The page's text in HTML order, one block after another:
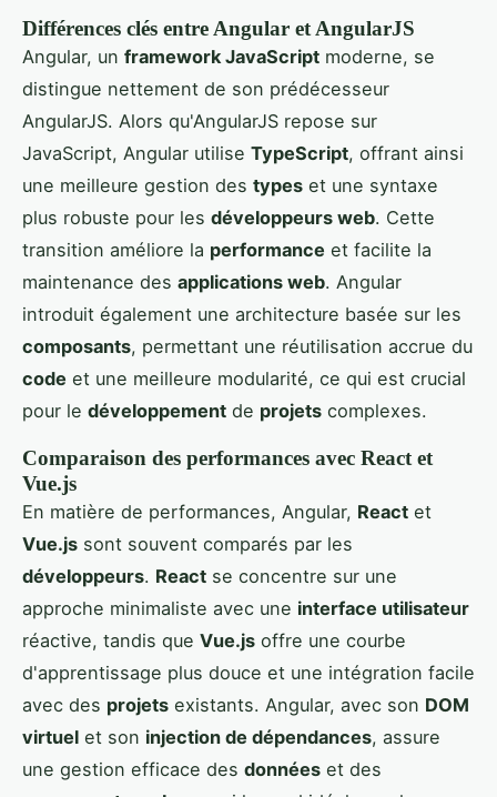
Différences clés entre Angular et AngularJS
Angular, un framework JavaScript moderne, se
distingue nettement de son prédécesseur
AngularJS. Alors qu'AngularJS repose sur
JavaScript, Angular utilise TypeScript, offrant ainsi
une meilleure gestion des types et une syntaxe
plus robuste pour les développeurs web. Cette
transition améliore la performance et facilite la
maintenance des applications web. Angular
introduit également une architecture basée sur les
composants, permettant une réutilisation accrue du
code et une meilleure modularité, ce qui est crucial
pour le développement de projets complexes.
Comparaison des performances avec React et
Vue.js
En matière de performances, Angular, React et
Vue.js sont souvent comparés par les
développeurs. React se concentre sur une
approche minimaliste avec une interface utilisateur
réactive, tandis que Vue.js offre une courbe
d'apprentissage plus douce et une intégration facile
avec des projets existants. Angular, avec son DOM
virtuel et son injection de dépendances, assure
une gestion efficace des données et des